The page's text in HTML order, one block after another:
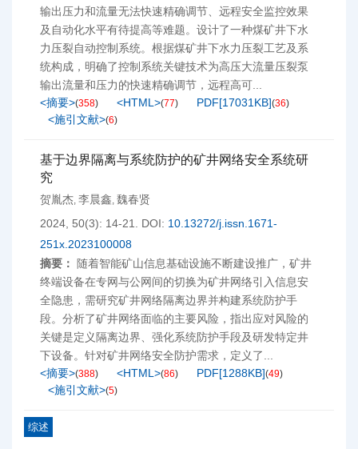
输出压力和流量无法快速精确调节、远程安全监控效果
及自动化水平有待提高等难题。设计了一种煤矿井下水
力压裂自动控制系统。根据煤矿井下水力压裂工艺及系
统构成，明确了控制系统关键技术为高压大流量压裂泵
输出流量和压力的快速精确调节，远程高可...
<摘要>(358) <HTML>(77) PDF[17031KB](36)
<施引文献>(6)
基于边界隔离与系统防护的矿井网络安全系统研
究
贺胤杰, 李晨鑫, 魏春贤
2024, 50(3): 14-21.
DOI: 10.13272/j.issn.1671-
251x.2023100008
摘要：
随着智能矿山信息基础设施不断建设推广，矿井
终端设备在专网与公网间的切换为矿井网络引入信息安
全隐患，需研究矿井网络隔离边界并构建系统防护手
段。分析了矿井网络面临的主要风险，指出应对风险的
关键是定义隔离边界、强化系统防护手段及研发特定井
下设备。针对矿井网络安全防护需求，定义了...
<摘要>(388) <HTML>(86) PDF[1288KB](49)
<施引文献>(5)
综述